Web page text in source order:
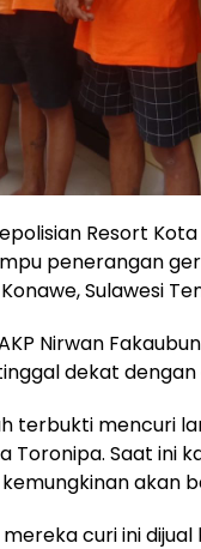
Resort
penerangan
Sulawesi
Nirwan
dekat
terbukti mencuri
Saat ini
akan
curi ini